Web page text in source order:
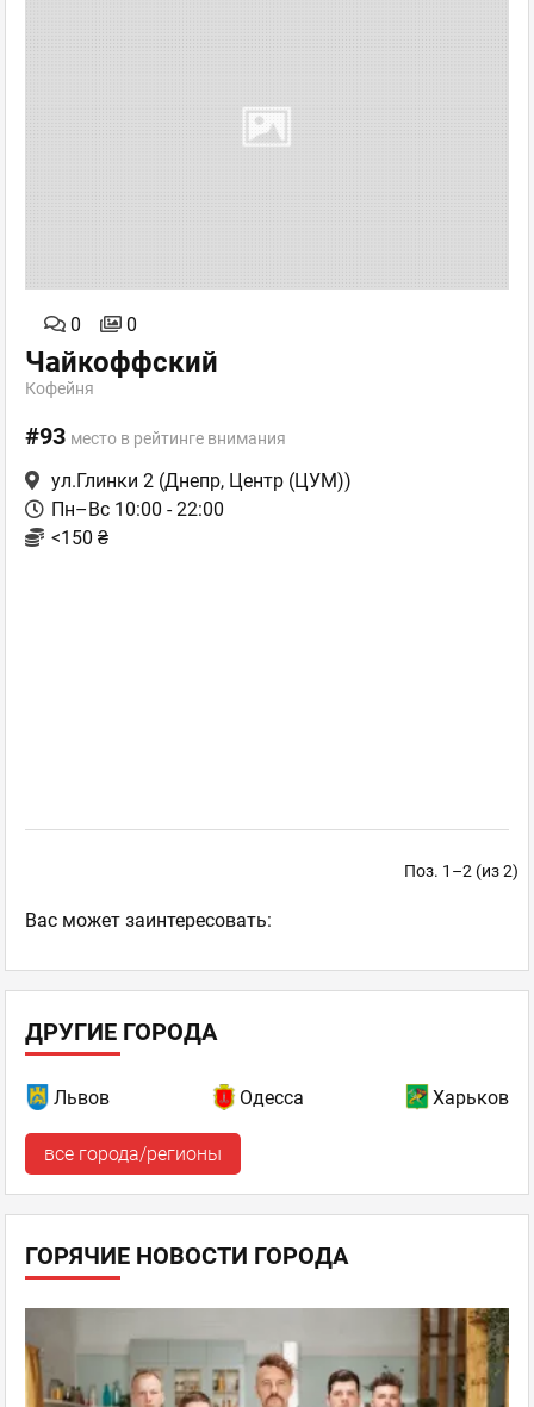
0 0
Чайкоффский
Кофейня
#93 место в рейтинге внимания
ул.Глинки 2 (Днепр, Центр (ЦУМ))
Пн–Вс 10:00 - 22:00
<150 ₴
Поз. 1–2 (из 2)
Ваc может заинтересовать:
ДРУГИЕ ГОРОДА
Львов Одесса Харьков
все города/регионы
ГОРЯЧИЕ НОВОСТИ ГОРОДА